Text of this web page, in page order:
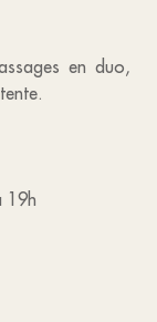
en duo,
19h